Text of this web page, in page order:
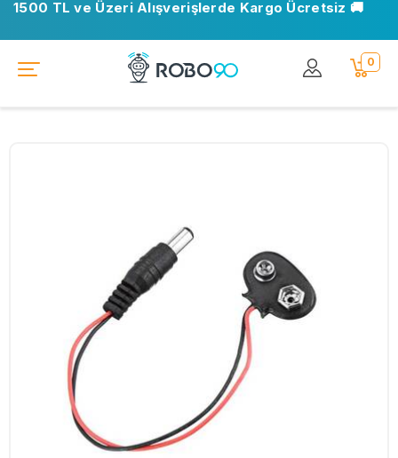
1500 TL ve Üzeri Alışverişlerde Kargo Ücretsiz 🚚
0